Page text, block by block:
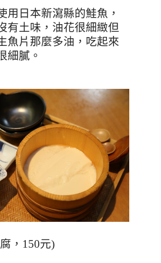
用日本新瀉縣的鮭魚，
有土味，油花很細緻但
魚片那麼多油，吃起來
細膩。
， 150元)